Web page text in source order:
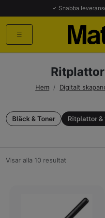
Snabba
Hem / Digitalt
Bläck & Toner Ritplattor
Visar alla 10 resultat